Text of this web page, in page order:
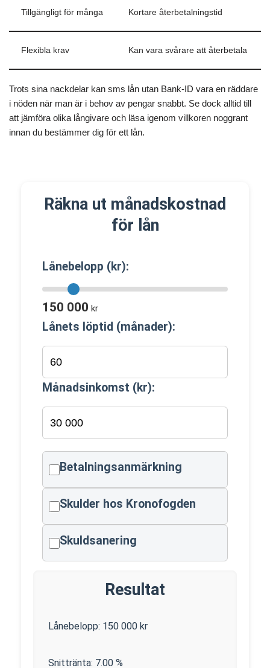
Tillgängligt för många Kortare återbetalningstid
Flexibla krav Kan vara svårare att återbetala
Trots sina nackdelar kan sms lån utan Bank-ID vara en räddare
i nöden när man är i behov av pengar snabbt. Se dock alltid till
att jämföra olika långivare och läsa igenom villkoren noggrant
innan du bestämmer dig för ett lån.
Räkna ut månadskostnad
för lån
Lånebelopp (kr):
150 000 kr
Lånets löptid (månader):
Månadsinkomst (kr):
Betalningsanmärkning
Skulder hos Kronofogden
Skuldsanering
Resultat
Lånebelopp: 150 000 kr
Snittränta: 7.00 %